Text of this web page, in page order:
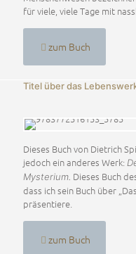
für viele, viele Tage mit
zum Buch
Titel über das
Dieses Buch von Dietrich
jedoch ein anderes Werk:
Mysterium. Dieses Buch
dass ich sein Buch über
präsentiere.
zum Buch